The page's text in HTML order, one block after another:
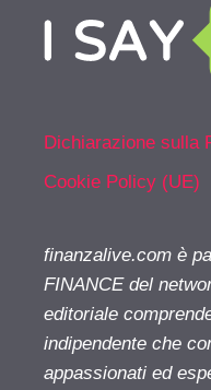
Dichiarazione sulla
Cookie Policy (UE)
finanzalive.com è
FINANCE del
editoriale
indipendente che
appassionati ed